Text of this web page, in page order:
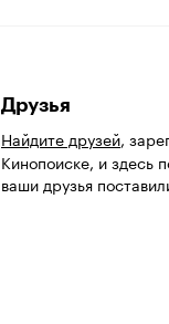
Друзья
Найдите друзей,
Кинопоиске, и здесь
ваши друзья